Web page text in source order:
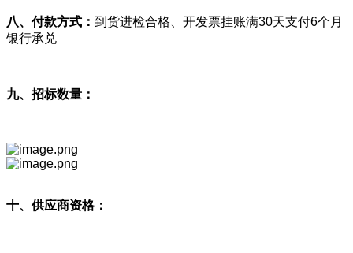
八、付款方式： 到货进检合格、开发票挂账满30天支付6个月
银行承兑
九、招标数量：
十、供应商资格：